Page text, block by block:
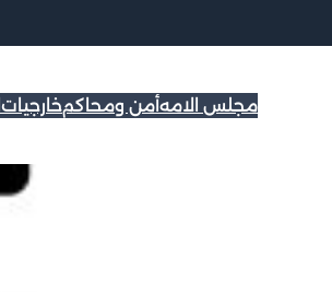
مجلس الامهأمن ومحاكمخارجيات